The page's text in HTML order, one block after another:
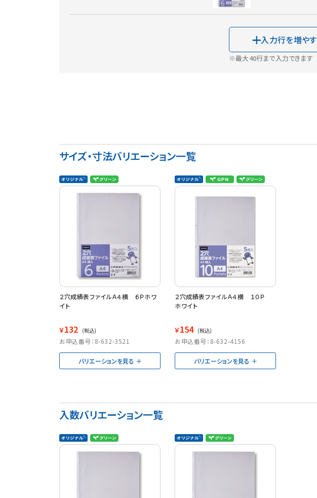
入力行を増やす
※最大40行まで入力できます
サイズ・寸法バリエーション一覧
２穴成績表ファイルＡ４横 ６Ｐホワ
イト
￥132 (税込)
お申込番号：8-632-3521
バリエーションを見る
２穴成績表ファイルＡ４横 １０Ｐ
ホワイト
￥154 (税込)
お申込番号：8-632-4156
バリエーションを見る
入数バリエーション一覧